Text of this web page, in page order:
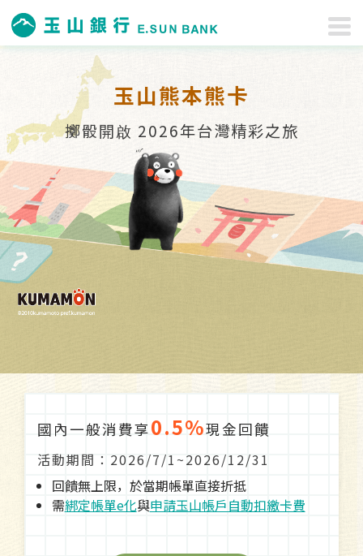
玉山熊本熊卡
擲骰開啟 2026年台灣精彩之旅
國內一般消費享0.5%現金回饋
活動期間： 2026/7/1 ~2026/12/31
回饋無上限，於當期帳單直接折抵
需綁定帳單e化與申請玉山帳戶自動扣繳卡費